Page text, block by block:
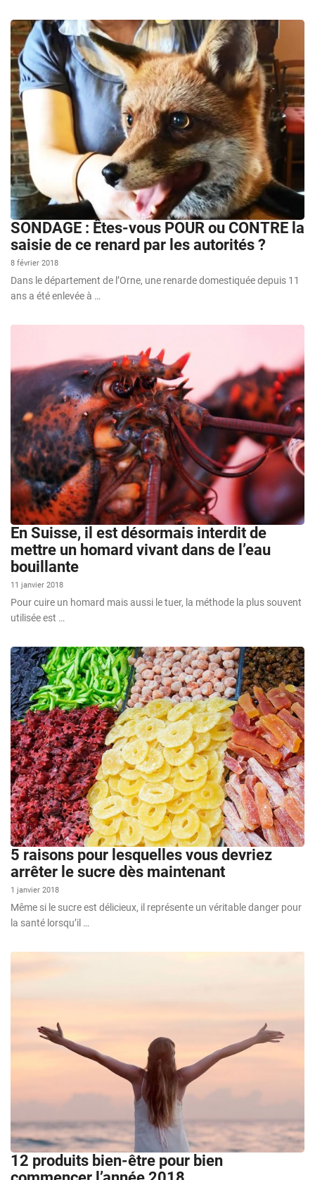
SONDAGE : Êtes-vous POUR ou CONTRE la
saisie de ce renard par les autorités ?
8 février 2018
Dans le département de l’Orne, une renarde domestiquée depuis 11
ans a été enlevée à …
En Suisse, il est désormais interdit de
mettre un homard vivant dans de l’eau
bouillante
11 janvier 2018
Pour cuire un homard mais aussi le tuer, la méthode la plus souvent
utilisée est …
5 raisons pour lesquelles vous devriez
arrêter le sucre dès maintenant
1 janvier 2018
Même si le sucre est délicieux, il représente un véritable danger pour
la santé lorsqu’il …
12 produits bien-être pour bien